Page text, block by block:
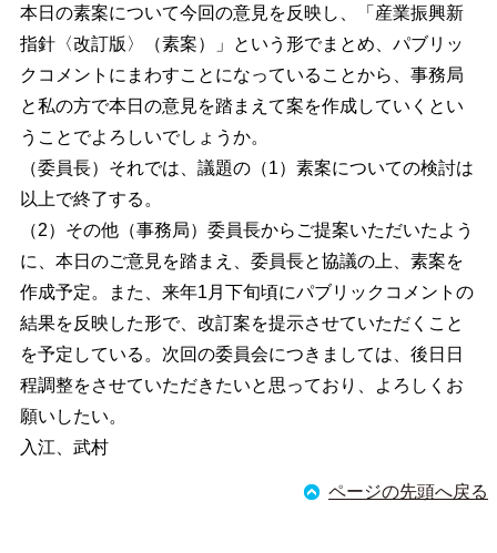
本日の素案について今回の意見を反映し、「産業振興新
指針〈改訂版〉（素案）」という形でまとめ、パブリッ
クコメントにまわすことになっていることから、事務局
と私の方で本日の意見を踏まえて案を作成していくとい
うことでよろしいでしょうか。
（委員長）それでは、議題の（1）素案についての検討は
以上で終了する。
（2）その他（事務局）委員長からご提案いただいたよう
に、本日のご意見を踏まえ、委員長と協議の上、素案を
作成予定。また、来年1月下旬頃にパブリックコメントの
結果を反映した形で、改訂案を提示させていただくこと
を予定している。次回の委員会につきましては、後日日
程調整をさせていただきたいと思っており、よろしくお
願いしたい。
入江、武村
ページの先頭へ戻る